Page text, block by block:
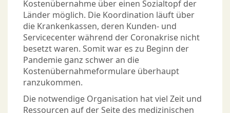
Kostenübernahme über einen Sozialtopf der
Länder möglich. Die Koordination läuft über
die Krankenkassen, deren Kunden- und
Servicecenter während der Coronakrise nicht
besetzt waren. Somit war es zu Beginn der
Pandemie ganz schwer an die
Kostenübernahmeformulare überhaupt
ranzukommen.
Die notwendige Organisation hat viel Zeit und
Ressourcen auf der Seite des medizinischen